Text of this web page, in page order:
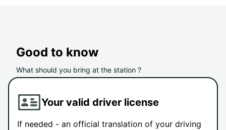
Good to know
What should you bring at the station ?
Your valid driver license
If needed - an official translation of your driving